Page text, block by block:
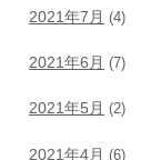
2021年7月 (4)
2021年6月 (7)
2021年5月 (2)
2021年4月 (6)